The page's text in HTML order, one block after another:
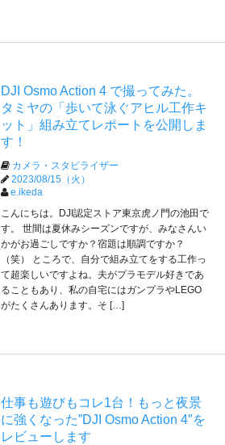
DJI Osmo Action 4 で撮ってみた。
タミヤの「歩いて泳ぐアヒル工作キ
ット」組み立てレポートを公開しま
す！
カメラ・スタビライザー
2023/08/15（火）
e.ikeda
こんにちは。DJI認定ストア東京虎ノ門の池田で
す。 世間は夏休みシーズンですが、みなさんい
かがお過ごしですか？宿題は順調ですか？
（笑） ところで、自分で組み立てをする工作っ
て超楽しいですよね。夫がプラモデル好きであ
ることもあり、私の自宅にはガンプラやLEGO
がたくさんあります。そ […]
仕事も遊びもコレ1台！もっと夜景
に強くなった”DJI Osmo Action 4″を
レビューします